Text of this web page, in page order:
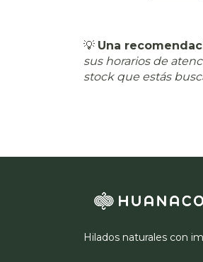
💡 Una
sus horarios de
stock que estás
Hilados naturales con